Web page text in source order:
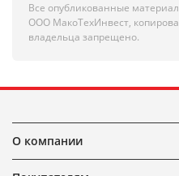
Все опубликованные
ООО МакоТехИнвест,
владельца запрещено.
О компании